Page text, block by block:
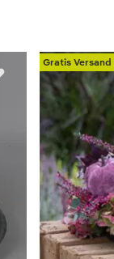
Gratis Versand